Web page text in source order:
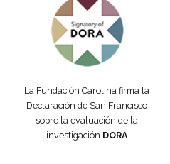
La Fundación Carolina firma la
Declaración de San Francisco
sobre la evaluación de la
investigación DORA